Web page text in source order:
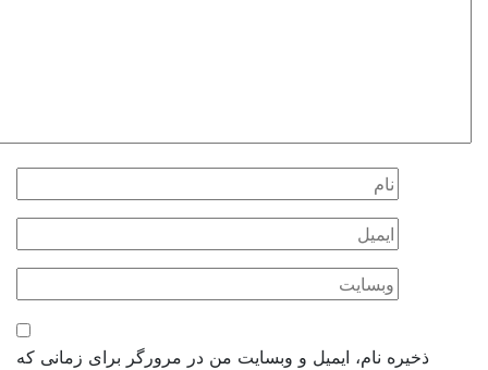
ذخیره نام، ایمیل و وبسایت من در مرورگر برای زمانی که